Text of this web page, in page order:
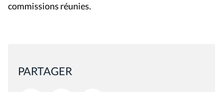
commissions réunies.
PARTAGER